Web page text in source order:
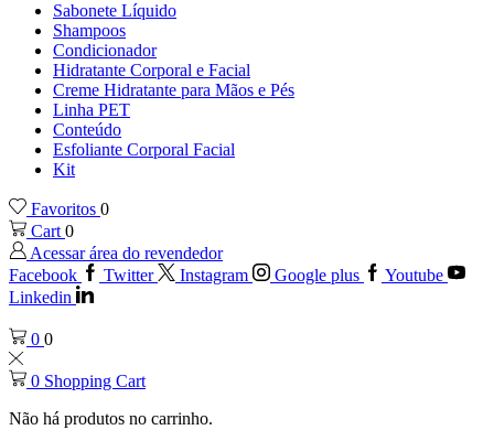
Sabonete Líquido
Shampoos
Condicionador
Hidratante Corporal e Facial
Creme Hidratante para Mãos e Pés
Linha PET
Conteúdo
Esfoliante Corporal Facial
Kit
Favoritos 0
Cart 0
Acessar área do revendedor
Facebook
Twitter Instagram Google plus
Youtube
Linkedin
0 0
0 Shopping Cart
Não há produtos no carrinho.